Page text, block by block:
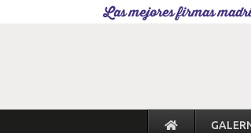
Las mejores firmas